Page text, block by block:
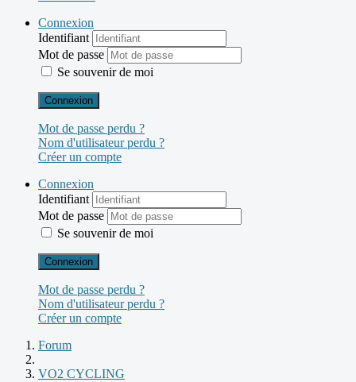
Connexion
Identifiant
Mot de passe
Se souvenir de moi
Connexion
Mot de passe perdu ?
Nom d'utilisateur perdu ?
Créer un compte
Connexion
Identifiant
Mot de passe
Se souvenir de moi
Connexion
Mot de passe perdu ?
Nom d'utilisateur perdu ?
Créer un compte
Forum
VO2 CYCLING